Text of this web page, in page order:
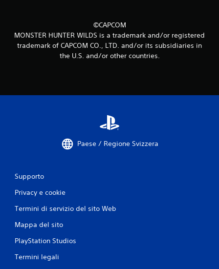
a
t
©CAPCOM
MONSTER HUNTER WILDS is a trademark and/or registered
trademark of CAPCOM CO., LTD. and/or its subsidiaries in
the U.S. and/or other countries.
Paese / Regione Svizzera
Supporto
Privacy e cookie
Termini di servizio del sito Web
Mappa del sito
PlayStation Studios
Termini legali